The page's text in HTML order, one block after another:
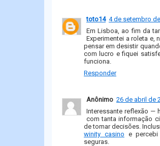
toto14 4 de setembro
Em Lisboa, ao fim da
Experimentei a roleta e,
pensar em desistir
com lucro e fiquei
funciona.
Responder
Anônimo 26 de abril de
Interessante reflexão —
com tanta informação
de tomar decisões.
winity casino e
seguras.